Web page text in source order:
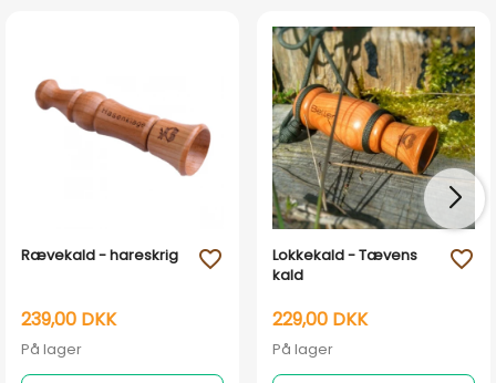
Rævekald - hareskrig
239,00 DKK
På lager
favorite_outline
Lokkekald - Tævens
kald
229,00 DKK
På lager
favorite_outline